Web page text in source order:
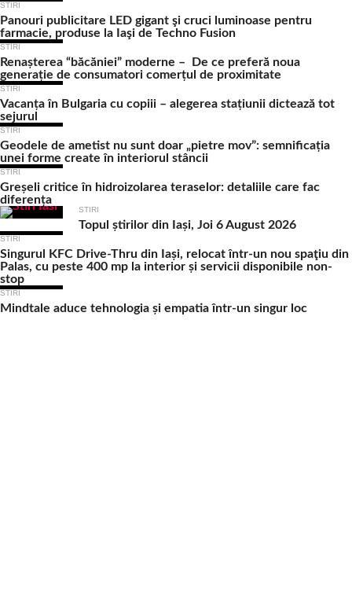
STIRI
Panouri publicitare LED gigant şi cruci luminoase pentru
farmacie, produse la Iaşi de Techno Fusion
STIRI
Renașterea “băcăniei” moderne – De ce preferă noua
generație de consumatori comerțul de proximitate
STIRI
Vacanța în Bulgaria cu copiii – alegerea stațiunii dictează tot
sejurul
STIRI
Geodele de ametist nu sunt doar „pietre mov”: semnificația
unei forme create în interiorul stâncii
STIRI
Greșeli critice în hidroizolarea teraselor: detaliile care fac
diferența
STIRI
Topul știrilor din Iași, Joi 6 August 2026
STIRI
Singurul KFC Drive-Thru din Iași, relocat într-un nou spaţiu din
Palas, cu peste 400 mp la interior și servicii disponibile non-
stop
STIRI
Mindtale aduce tehnologia și empatia într-un singur loc